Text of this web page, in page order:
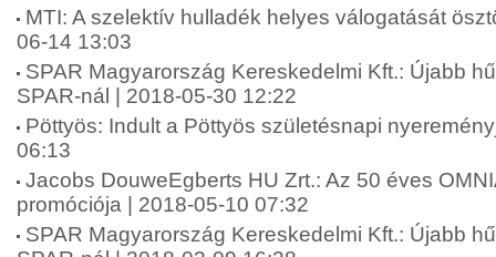
MTI: A szelektív hulladék helyes válogatását
06-14 13:03
SPAR Magyarország Kereskedelmi Kft.: Újabb
SPAR-nál | 2018-05-30 12:22
Pöttyös: Indult a Pöttyös születésnapi
06:13
Jacobs DouweEgberts HU Zrt.: Az 50 éves
promóciója | 2018-05-10 07:32
SPAR Magyarország Kereskedelmi Kft.: Újabb